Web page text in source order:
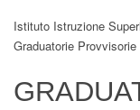
Potenziamoci
Istituto Istruzione
Graduatorie